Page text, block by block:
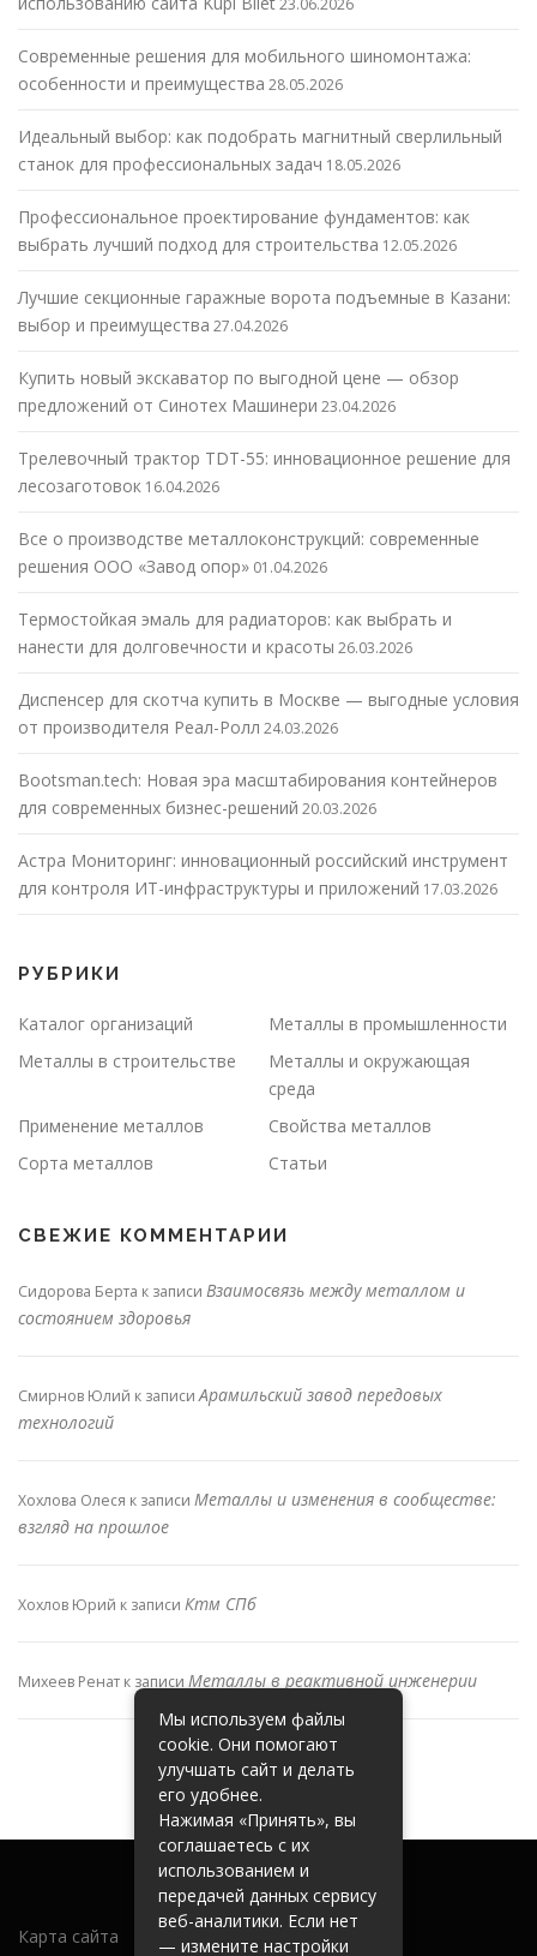
Современные решения для мобильного шиномонтажа:
особенности и преимущества 28.05.2026
Идеальный выбор: как подобрать магнитный сверлильный
станок для профессиональных задач 18.05.2026
Профессиональное проектирование фундаментов: как
выбрать лучший подход для строительства 12.05.2026
Лучшие секционные гаражные ворота подъемные в Казани:
выбор и преимущества 27.04.2026
Купить новый экскаватор по выгодной цене — обзор
предложений от Синотех Машинери 23.04.2026
Трелевочный трактор TDT-55: инновационное решение для
лесозаготовок 16.04.2026
Все о производстве металлоконструкций: современные
решения ООО «Завод опор» 01.04.2026
Термостойкая эмаль для радиаторов: как выбрать и
нанести для долговечности и красоты 26.03.2026
Диспенсер для скотча купить в Москве — выгодные условия
от производителя Реал-Ролл 24.03.2026
Bootsman.tech: Новая эра масштабирования контейнеров
для современных бизнес-решений 20.03.2026
Астра Мониторинг: инновационный российский инструмент
для контроля ИТ-инфраструктуры и приложений 17.03.2026
РУБРИКИ
Каталог организаций
Металлы в промышленности
Металлы в строительстве
Металлы и окружающая
среда
Применение металлов
Свойства металлов
Сорта металлов
Статьи
СВЕЖИЕ КОММЕНТАРИИ
Сидорова Берта к записи Взаимосвязь между металлом и
состоянием здоровья
Смирнов Юлий к записиАрамильский завод передовых
технологий
Хохлова Олеся к записи Металлы и изменения в сообществе:
взгляд на прошлое
Хохлов Юрий к записи Ктм СПб
Михеев Ренат к записи Металлы в реактивной инженерии
Карта сайта
Мы используем файлы
cookie. Они помогают
улучшать сайт и делать
его удобнее.
Нажимая «Принять», вы
соглашаетесь с их
использованием и
передачей данных сервису
веб-аналитики. Если нет
— измените настройки